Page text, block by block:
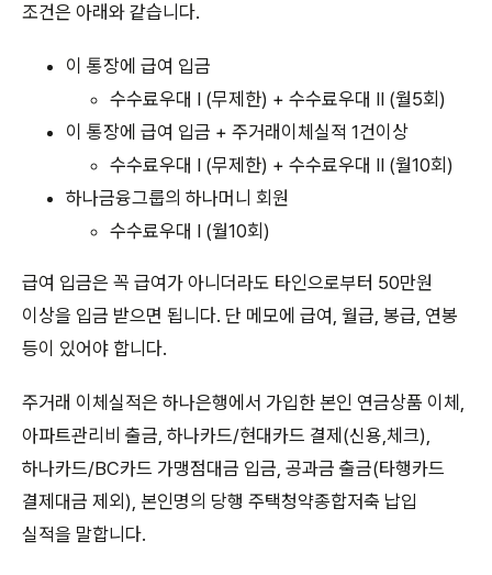
조건은 아래와 같습니다.
이 통장에 급여 입금
수수료우대 I (무제한) + 수수료우대 II (월5회)
이 통장에 급여 입금 + 주거래이체실적 1건이상
수수료우대 I (무제한) + 수수료우대 II (월10회)
하나금융그룹의 하나머니 회원
수수료우대 I (월10회)
급여 입금은 꼭 급여가 아니더라도 타인으로부터 50만원
이상을 입금 받으면 됩니다. 단 메모에 급여, 월급, 봉급, 연봉
등이 있어야 합니다.
주거래 이체실적은 하나은행에서 가입한 본인 연금상품 이체,
아파트관리비 출금, 하나카드/현대카드 결제(신용,체크),
하나카드/BC카드 가맹점대금 입금, 공과금 출금(타행카드
결제대금 제외), 본인명의 당행 주택청약종합저축 납입
실적을 말합니다.